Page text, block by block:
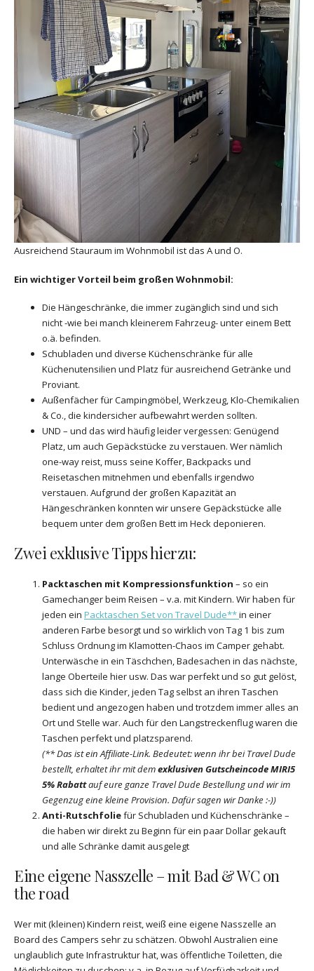
Ausreichend Stauraum im Wohnmobil ist das A und O.
Ein wichtiger Vorteil beim großen Wohnmobil:
Die Hängeschränke, die immer zugänglich sind und sich
nicht -wie bei manch kleinerem Fahrzeug- unter einem Bett
o.ä. befinden.
Schubladen und diverse Küchenschränke für alle
Küchenutensilien und Platz für ausreichend Getränke und
Proviant.
Außenfächer für Campingmöbel, Werkzeug, Klo-Chemikalien
& Co., die kindersicher aufbewahrt werden sollten.
UND – und das wird häufig leider vergessen: Genügend
Platz, um auch Gepäckstücke zu verstauen. Wer nämlich
one-way reist, muss seine Koffer, Backpacks und
Reisetaschen mitnehmen und ebenfalls irgendwo
verstauen. Aufgrund der großen Kapazität an
Hängeschränken konnten wir unsere Gepäckstücke alle
bequem unter dem großen Bett im Heck deponieren.
Zwei exklusive Tipps hierzu:
Packtaschen mit Kompressionsfunktion – so ein
Gamechanger beim Reisen – v.a. mit Kindern. Wir haben für
jeden ein Packtaschen Setvon Travel Dude**in einer
anderen Farbe besorgt und so wirklich von Tag 1 bis zum
Schluss Ordnung im Klamotten-Chaos im Camper gehabt.
Unterwäsche in ein Täschchen, Badesachen in das nächste,
lange Oberteile hier usw. Das war perfekt und so gut gelöst,
dass sich die Kinder, jeden Tag selbst an ihren Taschen
bedient und angezogen haben und trotzdem immer alles an
Ort und Stelle war. Auch für den Langstreckenflug waren die
Taschen perfekt und platzsparend.
(** Das ist ein Affiliate-Link. Bedeutet: wenn ihr bei Travel Dude
bestellt, erhaltet ihr mit demexklusiven Gutscheincode MIRI5
5% Rabattauf eure ganze Travel Dude Bestellung und wir im
Gegenzug eine kleine Provision. Dafür sagen wir Danke :-))
Anti-Rutschfoliefür Schubladen und Küchenschränke –
die haben wir direkt zu Beginn für ein paar Dollar gekauft
und alle Schränke damit ausgelegt
Eine eigene Nasszelle – mit Bad & WC on
the road
Wer mit (kleinen) Kindern reist, weiß eine eigene Nasszelle an
Board des Campers sehr zu schätzen. Obwohl Australien eine
unglaublich gute Infrastruktur hat, was öffentliche Toiletten, die